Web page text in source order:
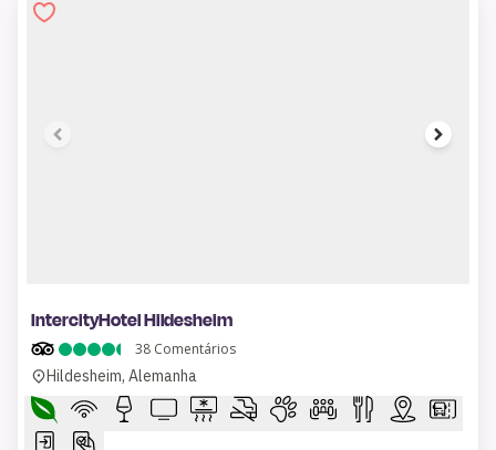
IntercityHotel Hildesheim
38 Comentários
Hildesheim, Alemanha